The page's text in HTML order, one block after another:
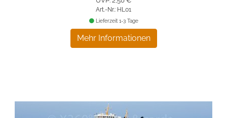
Art.-Nr.: HL01
Mehr Informationen
Lieferzeit 1-3 Tage